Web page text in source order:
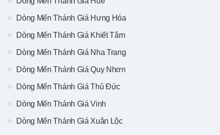
Dòng Mến Thánh Giá Hưng Hóa
Dòng Mến Thánh Giá Khiết Tâm
Dòng Mến Thánh Giá Nha Trang
Dòng Mến Thánh Giá Quy Nhơn
Dòng Mến Thánh Giá Thủ Đức
Dòng Mến Thánh Giá Vinh
Dòng Mến Thánh Giá Xuân Lộc